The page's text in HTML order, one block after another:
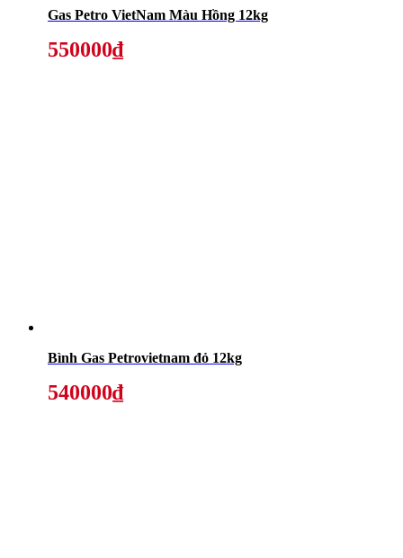
Gas Petro VietNam Màu Hồng 12kg
550000₫
Bình Gas Petrovietnam đỏ 12kg
540000₫